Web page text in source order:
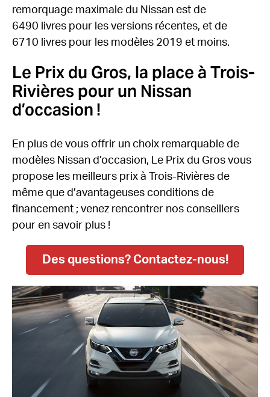
remorquage maximale du Nissan est de
6490 livres pour les versions récentes, et de
6710 livres pour les modèles 2019 et moins.
Le Prix du Gros, la place à Trois-
Rivières pour un Nissan
d’occasion !
En plus de vous offrir un choix remarquable de
modèles Nissan d’occasion, Le Prix du Gros vous
propose les meilleurs prix à Trois-Rivières de
même que d’avantageuses conditions de
financement ; venez rencontrer nos conseillers
pour en savoir plus !
Des questions? Contactez-nous!